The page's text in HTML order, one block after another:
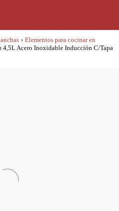
› Elementos para cocinar en
4,5L Acero Inoxidable Inducción C/Tapa